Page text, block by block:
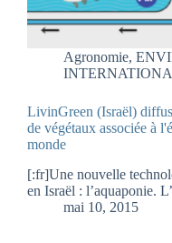
Agronomie,
LivinGreen (Israël)
de végétaux associée à
monde
[:fr]Une nouvelle
en Israël : l’aquaponie.
mai 10, 2015